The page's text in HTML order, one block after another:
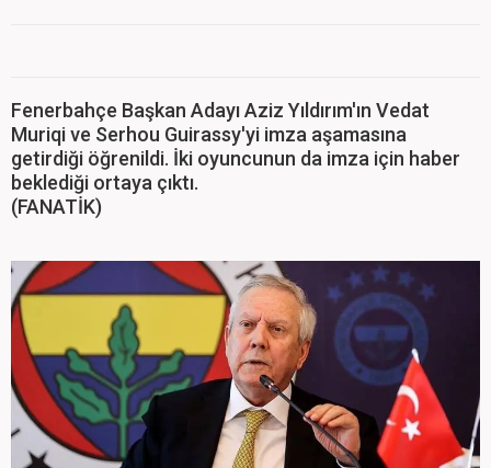
Fenerbahçe Başkan Adayı Aziz Yıldırım'ın Vedat
Muriqi ve Serhou Guirassy'yi imza aşamasına
getirdiği öğrenildi. İki oyuncunun da imza için haber
beklediği ortaya çıktı.
(FANATİK)